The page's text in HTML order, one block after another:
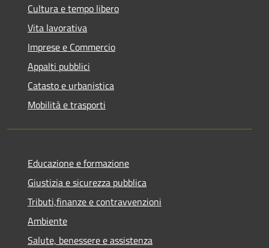
Cultura e tempo libero
Vita lavorativa
Imprese e Commercio
Appalti pubblici
Catasto e urbanistica
Mobilità e trasporti
Educazione e formazione
Giustizia e sicurezza pubblica
Tributi,finanze e contravvenzioni
Ambiente
Salute, benessere e assistenza